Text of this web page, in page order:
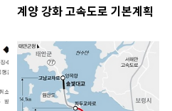
계양 강화 고속도로 기본계획